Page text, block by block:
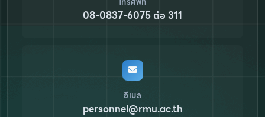
08-0837-6075 ต่อ 311
อีเมล
personnel@rmu.ac.th